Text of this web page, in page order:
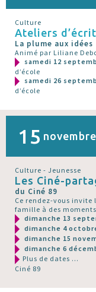
Culture
Ateliers
La plume aux idées
Animé par Liliane
samedi 12
d’école
samedi 26
d’école
15 novembre
Culture - Jeunesse
Les Ciné-
du Ciné 89
Ce rendez-vous invite
famille à des
dimanche 13
dimanche 4
dimanche 15
dimanche 6
Plus de dates ...
Ciné 89